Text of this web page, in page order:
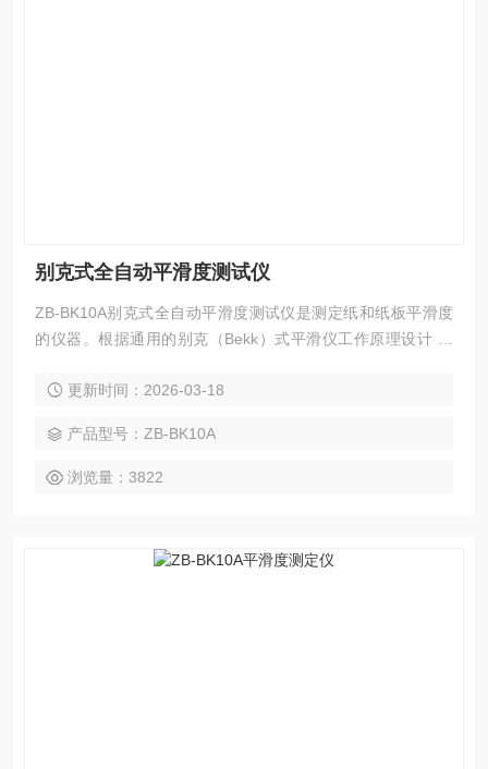
别克式全自动平滑度测试仪
ZB-BK10A别克式全自动平滑度测试仪是测定纸和纸板平滑度
的仪器。根据通用的别克（Bekk）式平滑仪工作原理设计 。
据，能够统计出同组试样的Z大值、Z小值、平均值和变异系
更新时间：2026-03-18
产品型号：ZB-BK10A
浏览量：3822